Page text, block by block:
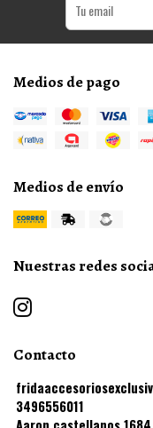
Medios de pago
Medios de envío
Nuestras redes
Contacto
3496556011